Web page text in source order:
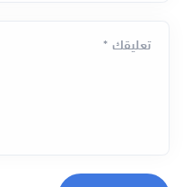
تعليقك *